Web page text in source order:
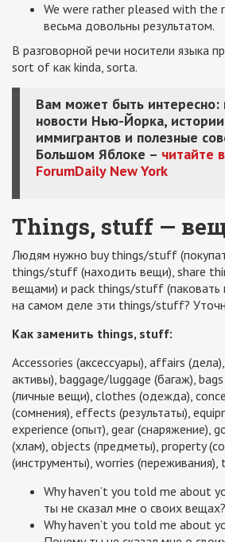
We were rather pleased with
весьма довольны результатом.
В разговорной речи носители языка
sort of как kinda, sorta.
Вам может быть интересно:
новости Нью-Йорка,
иммигрантов и полезные
Большом Яблоке – читайте
ForumDaily New York
Things, stuff —
Людям нужно buy things/stuff
things/stuff (находить вещи), share
вещами) и pack things/stuff (паковать
на самом деле эти things/stuff?
Как заменить things, stuff:
Accessories (аксессуары), affairs
активы), baggage/luggage (багаж),
(личные вещи), clothes (одежда),
(сомнения), effects (результаты),
experience (опыт), gear (снаряжение),
(хлам), objects (предметы), property
(инструменты), worries
Why haven’t you told me about
ты не сказал мне о своих вещах?
Why haven’t you told me about